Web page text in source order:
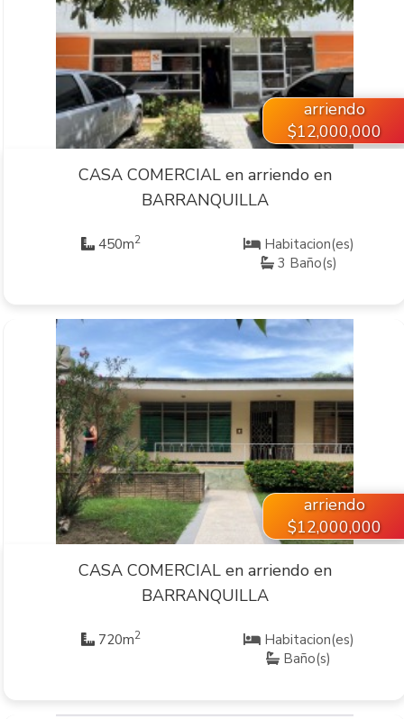
VER INMUEBLE
arriendo
$12,000,000
CASA COMERCIAL en arriendo en
BARRANQUILLA
450m2
Habitacion(es)
3 Baño(s)
VER INMUEBLE
arriendo
$12,000,000
CASA COMERCIAL en arriendo en
BARRANQUILLA
720m2
Habitacion(es)
Baño(s)